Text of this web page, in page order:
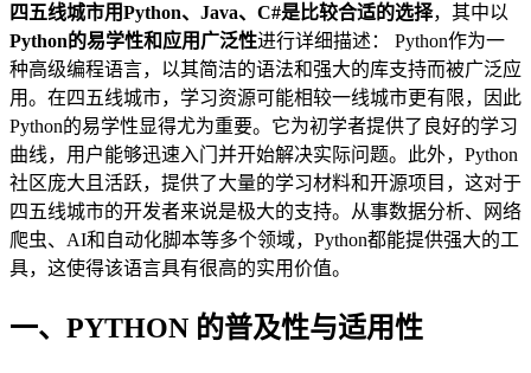
四五线城市用Python、Java、C#是比较合适的选择，其中以
Python的易学性和应用广泛性进行详细描述： Python作为一
种高级编程语言，以其简洁的语法和强大的库支持而被广泛应
用。在四五线城市，学习资源可能相较一线城市更有限，因此
Python的易学性显得尤为重要。它为初学者提供了良好的学习
曲线，用户能够迅速入门并开始解决实际问题。此外，Python
社区庞大且活跃，提供了大量的学习材料和开源项目，这对于
四五线城市的开发者来说是极大的支持。从事数据分析、网络
爬虫、AI和自动化脚本等多个领域，Python都能提供强大的工
具，这使得该语言具有很高的实用价值。
一、PYTHON 的普及性与适用性